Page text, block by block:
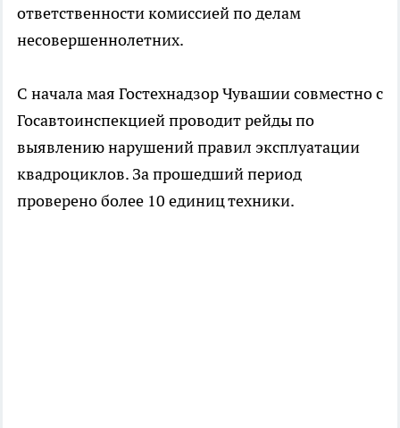
ответственности комиссией по делам
несовершеннолетних.
С начала мая Гостехнадзор Чувашии совместно с
Госавтоинспекцией проводит рейды по
выявлению нарушений правил эксплуатации
квадроциклов. За прошедший период
проверено более 10 единиц техники.